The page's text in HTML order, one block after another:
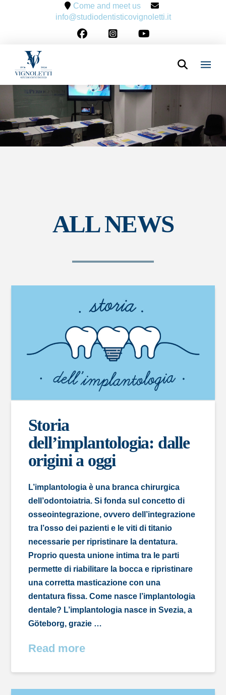
Come and meet us
info@studiodentisticovignoletti.it
ALL NEWS
Storia
dell’implantologia: dalle
origini a oggi
L’implantologia è una branca chirurgica
dell’odontoiatria. Si fonda sul concetto di
osseointegrazione, ovvero dell’integrazione
tra l’osso dei pazienti e le viti di titanio
necessarie per ripristinare la dentatura.
Proprio questa unione intima tra le parti
permette di riabilitare la bocca e ripristinare
una corretta masticazione con una
dentatura fissa. Come nasce l’implantologia
dentale? L’implantologia nasce in Svezia, a
Göteborg, grazie …
Read more